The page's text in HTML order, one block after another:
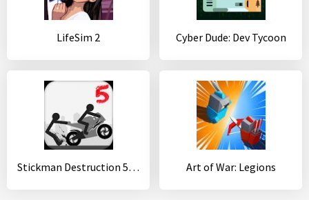
LifeSim 2 Cyber Dude: Dev Tycoon
Stickman Destruction 5 Annihilation Art of War: Legions